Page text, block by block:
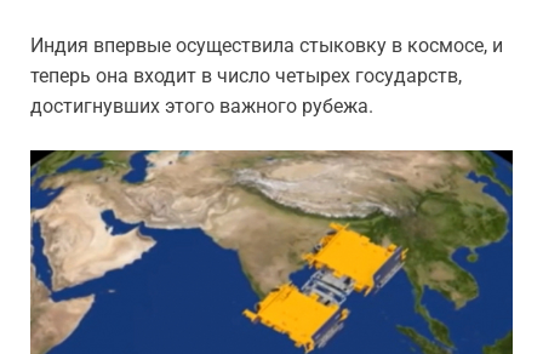
Индия впервые осуществила стыковку в космосе, и
теперь она входит в число четырех государств,
достигнувших этого важного рубежа.